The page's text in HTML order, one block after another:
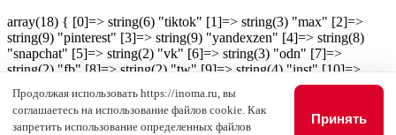
array(18) { [0]=> string(6) "tiktok" [1]=> string(3) "max" [2]=>
string(9) "pinterest" [3]=> string(9) "yandexzen" [4]=> string(8)
"snapchat" [5]=> string(2) "vk" [6]=> string(3) "odn" [7]=>
string(2) "fb" [8]=> string(2) "tw" [9]=> string(4) "inst" [10]=>
string(4) "mail" [11]=> string(7) "youtube" [12]=> string(8)
"telegram" [13]=> string(11) "google_plus" [14]=> string(5) "viber"
[15]=> string(8) "whatsapp" [16]=> string(8) "linkedin" [17]=>
Продолжая использовать https://inoma.ru, вы
соглашаетесь на использование файлов cookie. Как
запретить использование определенных файлов
Принять